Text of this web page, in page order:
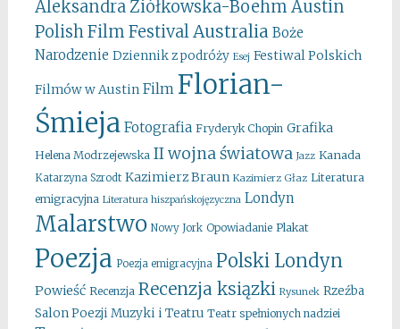
Aleksandra Ziółkowska-Boehm Austin
Polish Film FestivalAustralia Boże
Narodzenie Dziennik z podróży Esej Festiwal Polskich
Filmów w Austin Film Florian-
Śmieja Fotografia Fryderyk Chopin Grafika
Helena Modrzejewska II wojna światowa Jazz Kanada
Katarzyna Szrodt Kazimierz Braun Kazimierz Głaz Literatura
emigracyjna Literatura hiszpańskojęzyczna Londyn
Malarstwo Nowy Jork Opowiadanie Plakat
Poezja Poezja emigracyjna Polski Londyn
Powieść Recenzja Recenzja ksiązki Rysunek Rzeźba
Salon Poezji Muzyki i Teatru Teatr spełnionych nadziei